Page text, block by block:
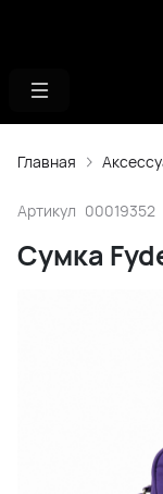
Главная
Артикул 00019352
Сумка